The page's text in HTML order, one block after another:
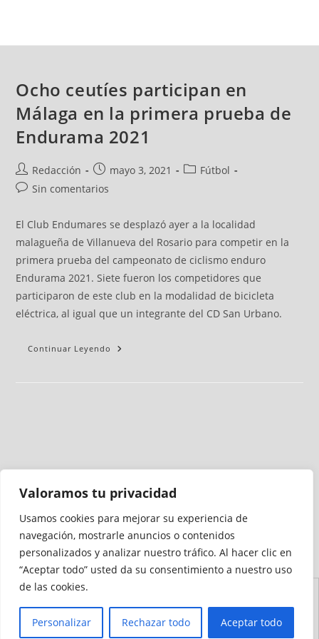
Valoramos tu privacidad
Usamos cookies para mejorar su experiencia de
navegación, mostrarle anuncios o contenidos
personalizados y analizar nuestro tráfico. Al hacer clic en
“Aceptar todo” usted da su consentimiento a nuestro uso
de las cookies.
Personalizar Rechazar todo Aceptar todo
Ocho ceutíes participan en
Málaga en la primera prueba de
Endurama 2021
Redacción mayo 3, 2021
Fútbol
Sin comentarios
El Club Endumares se desplazó ayer a la localidad
malagueña de Villanueva del Rosario para competir en la
primera prueba del campeonato de ciclismo enduro
Endurama 2021. Siete fueron los competidores que
participaron de este club en la modalidad de bicicleta
eléctrica, al igual que un integrante del CD San Urbano.
Continuar Leyendo
Medio auditado por
Accesibilidad
Sitio
Cookies
Privacidad